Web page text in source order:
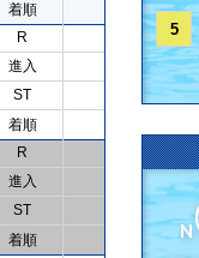
着順
R
進入
ST
着順
R
進入
ST
着順
5